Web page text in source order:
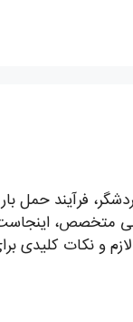
فرآیند حمل بار
متخصص،
لازم و نکات کلیدی